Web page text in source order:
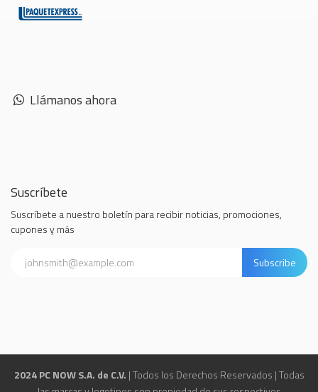
Llámanos ahora
Suscríbete
Suscríbete a nuestro boletín para recibir noticias, promociones,
cupones y más
Subscribe
2024 PC NOW S.A. de C.V. | Todos los Derechos Reservados | Todas